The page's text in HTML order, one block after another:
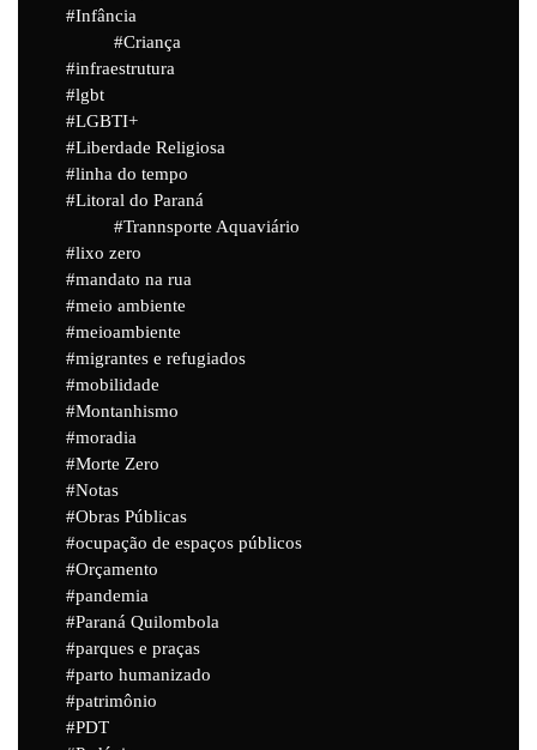
Infância
Criança
infraestrutura
lgbt
LGBTI+
Liberdade Religiosa
linha do tempo
Litoral do Paraná
Trannsporte Aquaviário
lixo zero
mandato na rua
meio ambiente
meioambiente
migrantes e refugiados
mobilidade
Montanhismo
moradia
Morte Zero
Notas
Obras Públicas
ocupação de espaços públicos
Orçamento
pandemia
Paraná Quilombola
parques e praças
parto humanizado
patrimônio
PDT